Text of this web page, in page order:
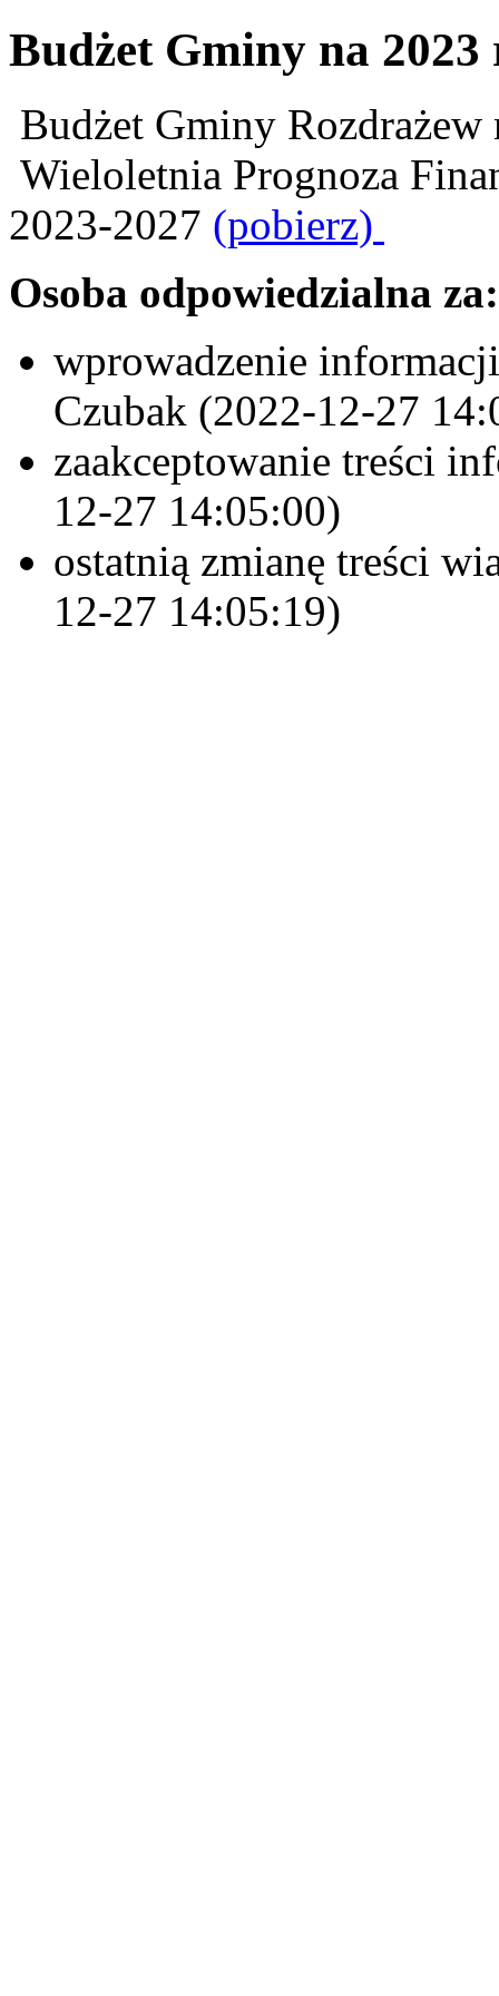
Budżet Gminy na 2023
Budżet Gminy
Wieloletnia Prognoza
2023-2027 (pobierz)
Osoba odpowiedzialna za:
wprowadzenie
Czubak (2022-12-27
zaakceptowanie treści
12-27 14:05:00)
ostatnią zmianę treści
12-27 14:05:19)